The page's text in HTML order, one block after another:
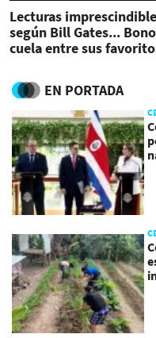
Lecturas
según Bill Gates...
cuela entre sus
EN PORTADA